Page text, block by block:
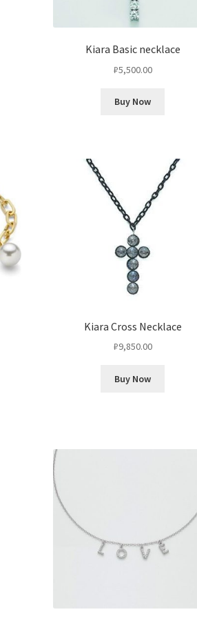
Kiara Basic necklace
₽5,500.00
Buy Now
Kiara Cross Necklace
₽9,850.00
Buy Now